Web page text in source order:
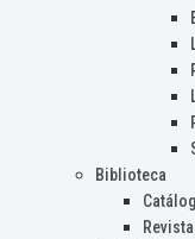
Biblioteca